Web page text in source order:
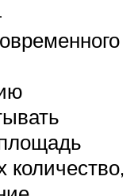
количество,